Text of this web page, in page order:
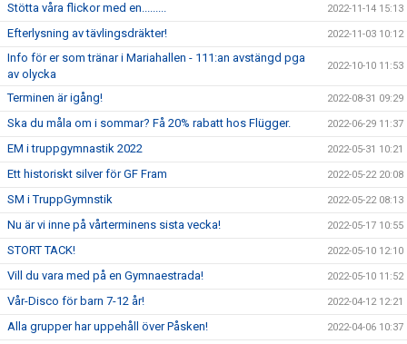
Stötta våra flickor med en......... 2022-11-14 15:13
Efterlysning av tävlingsdräkter! 2022-11-03 10:12
Info för er som tränar i Mariahallen - 111:an avstängd pga
av olycka
2022-10-10 11:53
Terminen är igång! 2022-08-31 09:29
Ska du måla om i sommar? Få 20% rabatt hos Flügger. 2022-06-29 11:37
EM i truppgymnastik 2022 2022-05-31 10:21
Ett historiskt silver för GF Fram 2022-05-22 20:08
SM i TruppGymnstik 2022-05-22 08:13
Nu är vi inne på vårterminens sista vecka! 2022-05-17 10:55
STORT TACK! 2022-05-10 12:10
Vill du vara med på en Gymnaestrada! 2022-05-10 11:52
Vår-Disco för barn 7-12 år! 2022-04-12 12:21
Alla grupper har uppehåll över Påsken! 2022-04-06 10:37